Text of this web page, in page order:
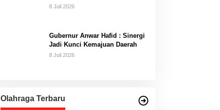
“Melahirkan” Generasi…
8 Juli 2026
Gubernur Anwar Hafid : Sinergi
Jadi Kunci Kemajuan Daerah
8 Juli 2026
Olahraga Terbaru